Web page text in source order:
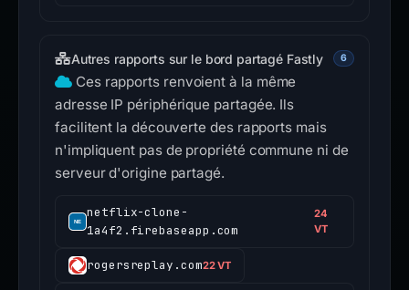
Autres rapports sur le bord partagé Fastly 6
Ces rapports renvoient à la même
adresse IP périphérique partagée. Ils
facilitent la découverte des rapports mais
n'impliquent pas de propriété commune ni de
serveur d'origine partagé.
netflix-clone-
1a4f2.firebaseapp.com
24
VT
rogersreplay.com22 VT